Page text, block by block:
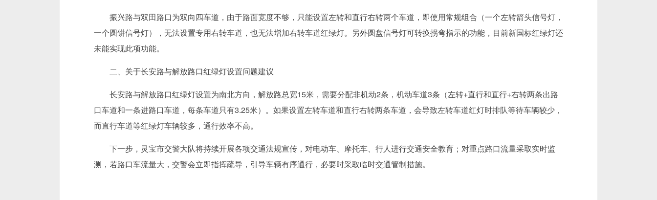
振兴路与双田路口为双向四车道，由于路面宽度不够，只能设置左转和直行右转两个车道，即使用常规组合（一个左转箭头信号灯，
一个圆饼信号灯），无法设置专用右转车道，也无法增加右转车道红绿灯。另外圆盘信号灯可转换拐弯指示的功能，目前新国标红绿灯还
未能实现此项功能。
二、关于长安路与解放路口红绿灯设置问题建议
长安路与解放路口红绿灯设置为南北方向，解放路总宽15米，需要分配非机动2条，机动车道3条（左转+直行和直行+右转两条出路
口车道和一条进路口车道，每条车道只有3.25米）。如果设置左转车道和直行右转两条车道，会导致左转车道红灯时排队等待车辆较少，
而直行车道等红绿灯车辆较多，通行效率不高。
下一步，灵宝市交警大队将持续开展各项交通法规宣传，对电动车、摩托车、行人进行交通安全教育；对重点路口流量采取实时监
测，若路口车流量大，交警会立即指挥疏导，引导车辆有序通行，必要时采取临时交通管制措施。